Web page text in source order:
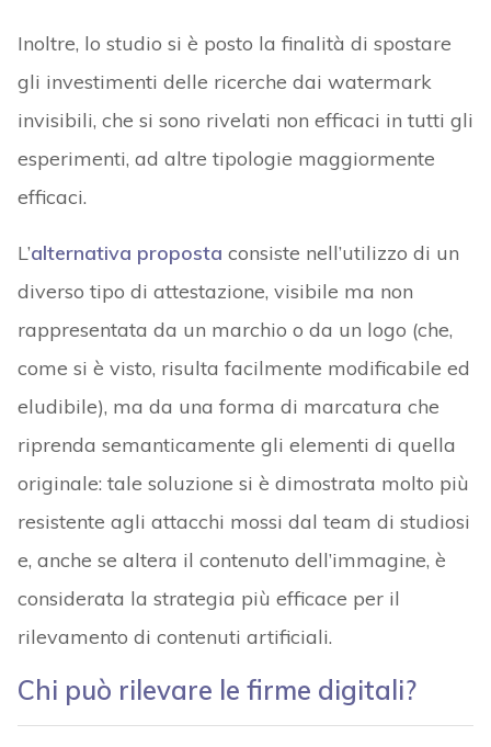
Inoltre, lo studio si è posto la finalità di spostare
gli investimenti delle ricerche dai watermark
invisibili, che si sono rivelati non efficaci in tutti gli
esperimenti, ad altre tipologie maggiormente
efficaci.
L’alternativa proposta consiste nell’utilizzo di un
diverso tipo di attestazione, visibile ma non
rappresentata da un marchio o da un logo (che,
come si è visto, risulta facilmente modificabile ed
eludibile), ma da una forma di marcatura che
riprenda semanticamente gli elementi di quella
originale: tale soluzione si è dimostrata molto più
resistente agli attacchi mossi dal team di studiosi
e, anche se altera il contenuto dell’immagine, è
considerata la strategia più efficace per il
rilevamento di contenuti artificiali.
Chi può rilevare le firme digitali?